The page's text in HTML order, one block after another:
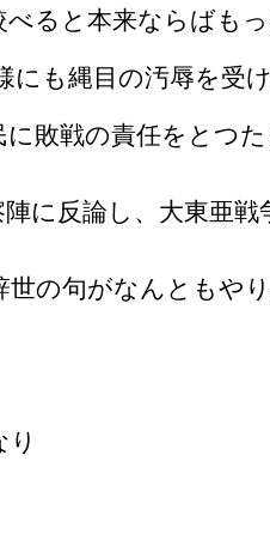
ると本来ならばも
も縄目の汚辱を受
敗戦の責任をとつ
に反論し、大東亜
の句がなんともやり
り